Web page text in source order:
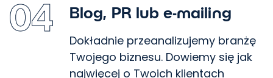
04 Blog, PR lub e-mailing
Dokładnie przeanalizujemy branżę
Twojego biznesu. Dowiemy się jak
najwięcej o Twoich klientach